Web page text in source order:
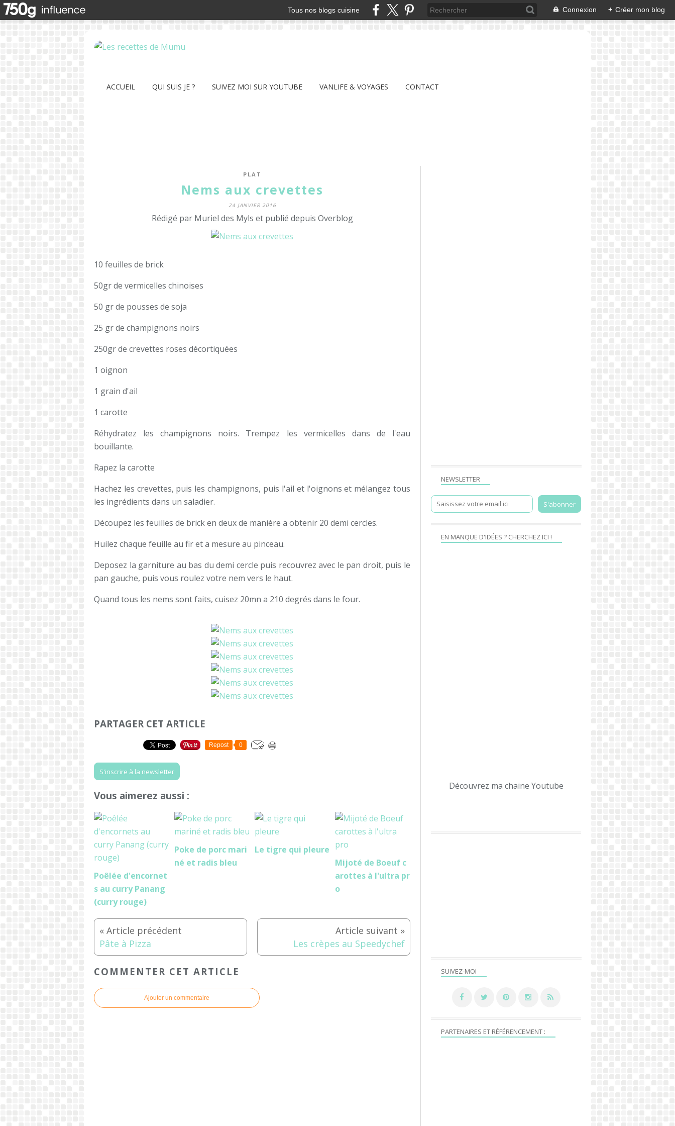
Tous nos blogs cuisine Connexion + Créer mon blog
ACCUEIL QUI SUIS JE ? SUIVEZ MOI SUR YOUTUBE VANLIFE & VOYAGES CONTACT
PLAT
Nems aux crevettes
24 JANVIER 2016
Rédigé par Muriel des Myls et publié depuis Overblog
10 feuilles de brick
50gr de vermicelles chinoises
50 gr de pousses de soja
25 gr de champignons noirs
250gr de crevettes roses décortiquées
1 oignon
1 grain d'ail
1 carotte
Réhydratez les champignons noirs. Trempez les vermicelles dans de l'eau
bouillante.
Rapez la carotte
Hachez les crevettes, puis les champignons, puis l'ail et l'oignons et mélangez tous
les ingrédients dans un saladier.
Découpez les feuilles de brick en deux de manière a obtenir 20 demi cercles.
Huilez chaque feuille au fir et a mesure au pinceau.
Deposez la garniture au bas du demi cercle puis recouvrez avec le pan droit, puis le
pan gauche, puis vous roulez votre nem vers le haut.
Quand tous les nems sont faits, cuisez 20mn a 210 degrés dans le four.
PARTAGER CET ARTICLE
Repost 0
S'inscrire à la newsletter
Vous aimerez aussi :
Poêlée d'encornet
s au curry Panang
(curry rouge)
Poke de porc mari
né et radis bleu
Le tigre qui pleure
Mijoté de Boeuf c
arottes à l'ultra pr
o
Pâte à Pizza Les crèpes au Speedychef
COMMENTER CET ARTICLE
Ajouter un commentaire
NEWSLETTER
SUIVEZ-MOI
EN MANQUE D'IDÉES ? CHERCHEZ ICI !
Découvrez ma chaine Youtube
PARTENAIRES ET RÉFÉRENCEMENT :